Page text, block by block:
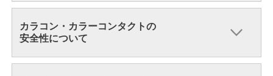
カラコン・カラーコンタクトの
安全性について